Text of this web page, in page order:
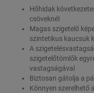
Hőhidak
csöveknél
Magas szigetelő
szintetikus kaucsuk
A
szigetelőtömlők
vastagságával
Biztosan gátolja a
Könnyen szerelhető